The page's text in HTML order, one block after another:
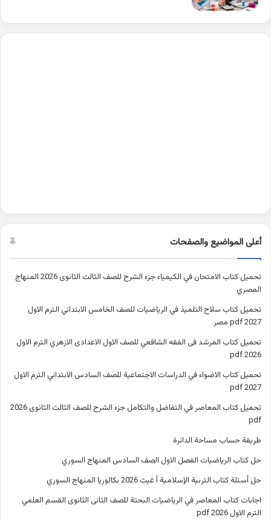
أعلى المواضيع والصفحات
تحميل كتاب الامتحان في الكيمياء جزء الشرح للصف الثالث الثانوى 2026 المنهاج
المصري
تحميل كتاب سلاح التلميذ في الرياضيات للصف الخامس الابتدائي الترم الاول
2027 pdf مصر
تحميل كتاب المرشد فى الفقه الشافعي للصف الاول الاعدادى الازهري الترم الاول
2026 pdf
تحميل كتاب الاضواء في الدراسات الاجتماعية للصف السادس الابتدائي الترم الاول
2027 pdf
تحميل كتاب المعاصر في التفاضل والتكامل جزء الشرح للصف الثالث الثانوى 2026
pdf
طريقة حساب مساحة الدائرة
حل كتاب الرياضيات الفصل الاول الصف السادس المنهاج السوري
حل أسئلة كتاب التربية الإسلامية أ غيث 2026 بكالوريا المنهاج السوري
اجابات كتاب المعاصر في الرياضيات البحتة للصف الثانى الثانوى القسم العلمي
الترم الاول 2026 pdf